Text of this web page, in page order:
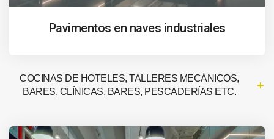
Pavimentos en naves industriales
COCINAS DE HOTELES, TALLERES MECÁNICOS,
BARES, CLÍNICAS, BARES, PESCADERÍAS ETC.